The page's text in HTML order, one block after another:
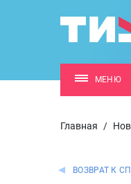
МЕНЮ
Главная /
ВОЗВРАТ К